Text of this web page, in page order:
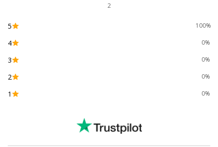
Dimensions et poids
Dimensions et poids
Données logistiques
Données logistiques
2
5 100%
4 0%
3 0%
2 0%
1 0%